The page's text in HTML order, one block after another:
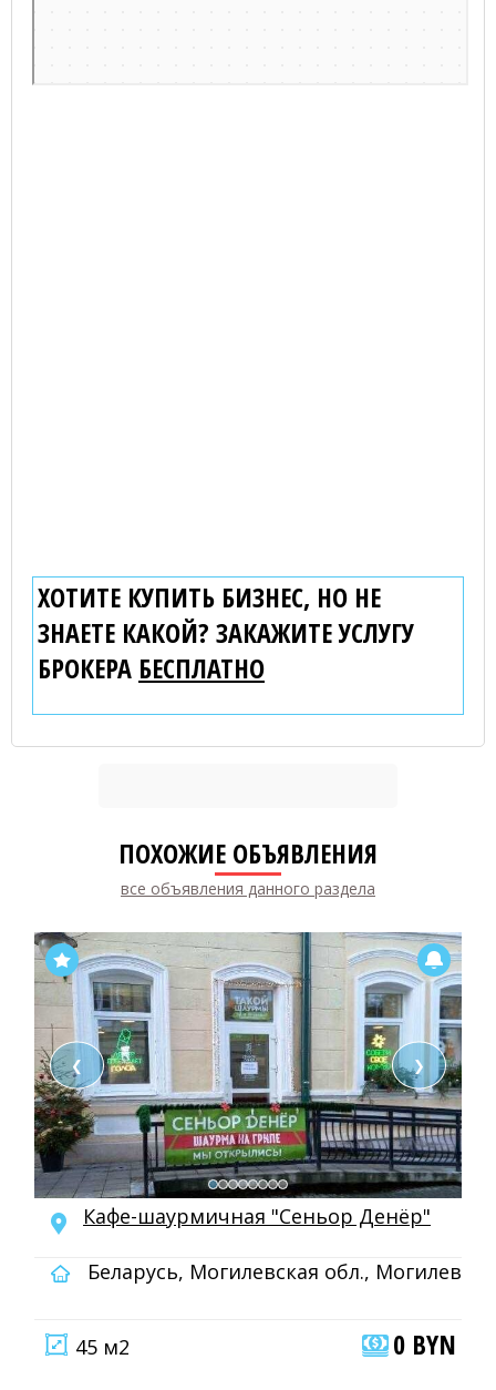
ХОТИТЕ КУПИТЬ БИЗНЕС, НО НЕ
ЗНАЕТЕ КАКОЙ? ЗАКАЖИТЕ УСЛУГУ
БРОКЕРА БЕСПЛАТНО
ПОХОЖИЕ ОБЪЯВЛЕНИЯ
все объявления данного раздела
❮ ❯
Кафе-шаурмичная "Сеньор Денёр"
Беларусь, Могилевская обл., Могилев
45 м2 0 BYN